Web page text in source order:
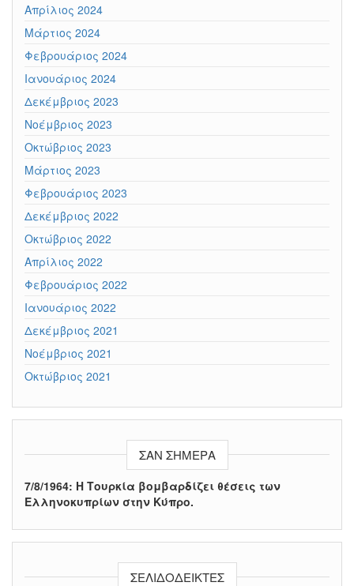
Απρίλιος 2024
Μάρτιος 2024
Φεβρουάριος 2024
Ιανουάριος 2024
Δεκέμβριος 2023
Νοέμβριος 2023
Οκτώβριος 2023
Μάρτιος 2023
Φεβρουάριος 2023
Δεκέμβριος 2022
Οκτώβριος 2022
Απρίλιος 2022
Φεβρουάριος 2022
Ιανουάριος 2022
Δεκέμβριος 2021
Νοέμβριος 2021
Οκτώβριος 2021
ΣΑΝ ΣΉΜΕΡΑ
7/8/1964: Η Τουρκία βομβαρδίζει θέσεις των
Ελληνοκυπρίων στην Κύπρο.
ΣΕΛΙΔΟΔΕΊΚΤΕΣ